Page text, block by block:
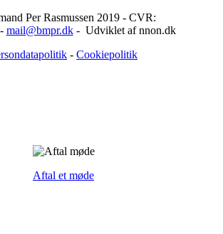
Per Rasmussen 2019 - CVR:
mail@bmpr.dk- Udviklet af nnon.dk
- Cookiepolitik
Aftal et møde